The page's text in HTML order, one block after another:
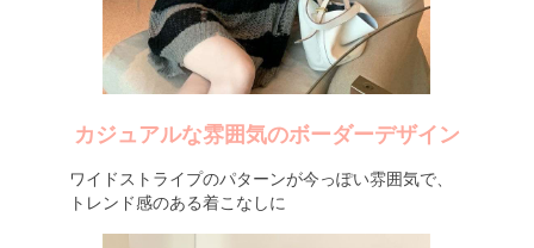
カジュアルな雰囲気のボーダーデザイン
ワイドストライプのパターンが今っぽい雰囲気で、
トレンド感のある着こなしに